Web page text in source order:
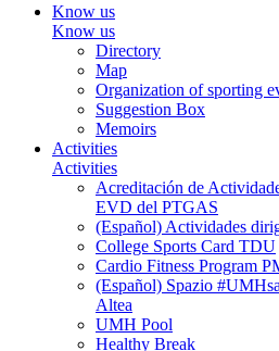
Know us
Know us
Directory
Map
Organization of sporting
Suggestion Box
Memoirs
Activities
Activities
Acreditación de
EVD del PTGAS
(Español) Actividades
College Sports Card TDU
Cardio Fitness Program
(Español) Spazio
Altea
UMH Pool
Healthy Break